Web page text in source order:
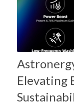
Elevating